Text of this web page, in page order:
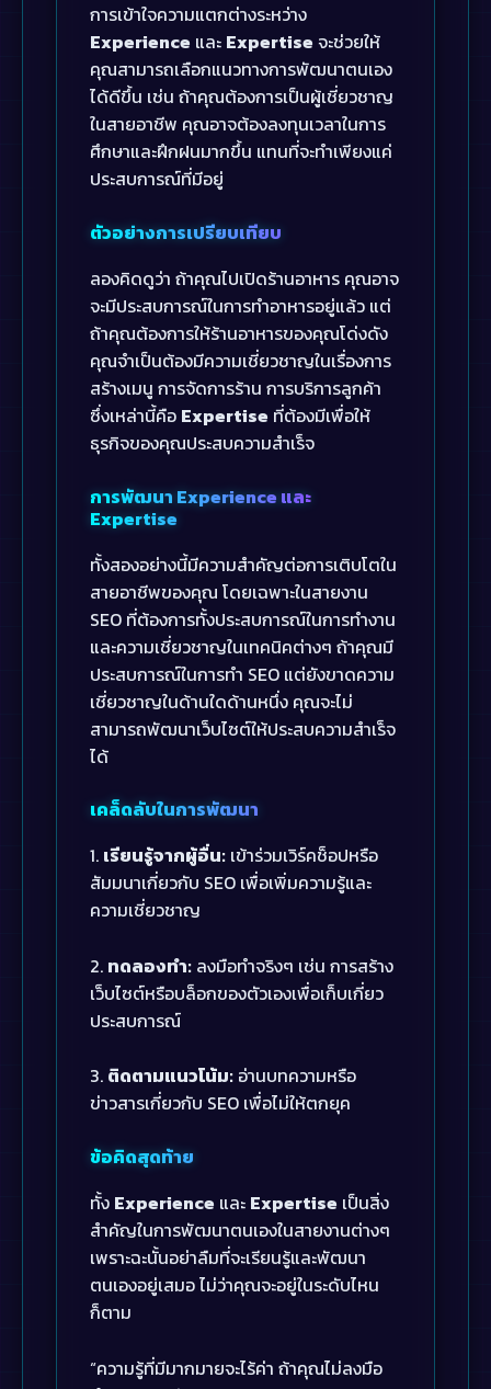
การเข้าใจความแตกต่างระหว่าง
Experience และ Expertise จะช่วยให้
คุณสามารถเลือกแนวทางการพัฒนาตนเอง
ได้ดีขึ้น เช่น ถ้าคุณต้องการเป็นผู้เชี่ยวชาญ
ในสายอาชีพ คุณอาจต้องลงทุนเวลาในการ
ศึกษาและฝึกฝนมากขึ้น แทนที่จะทำเพียงแค่
ประสบการณ์ที่มีอยู่
ตัวอย่างการเปรียบเทียบ
ลองคิดดูว่า ถ้าคุณไปเปิดร้านอาหาร คุณอาจ
จะมีประสบการณ์ในการทำอาหารอยู่แล้ว แต่
ถ้าคุณต้องการให้ร้านอาหารของคุณโด่งดัง
คุณจำเป็นต้องมีความเชี่ยวชาญในเรื่องการ
สร้างเมนู การจัดการร้าน การบริการลูกค้า
ซึ่งเหล่านี้คือ Expertise ที่ต้องมีเพื่อให้
ธุรกิจของคุณประสบความสำเร็จ
การพัฒนา Experience และ
Expertise
ทั้งสองอย่างนี้มีความสำคัญต่อการเติบโตใน
สายอาชีพของคุณ โดยเฉพาะในสายงาน
SEO ที่ต้องการทั้งประสบการณ์ในการทำงาน
และความเชี่ยวชาญในเทคนิคต่างๆ ถ้าคุณมี
ประสบการณ์ในการทำ SEO แต่ยังขาดความ
เชี่ยวชาญในด้านใดด้านหนึ่ง คุณจะไม่
สามารถพัฒนาเว็บไซต์ให้ประสบความสำเร็จ
ได้
เคล็ดลับในการพัฒนา
1. เรียนรู้จากผู้อื่น: เข้าร่วมเวิร์คช็อปหรือ
สัมมนาเกี่ยวกับ SEO เพื่อเพิ่มความรู้และ
ความเชี่ยวชาญ
2. ทดลองทำ: ลงมือทำจริงๆ เช่น การสร้าง
เว็บไซต์หรือบล็อกของตัวเองเพื่อเก็บเกี่ยว
ประสบการณ์
3. ติดตามแนวโน้ม: อ่านบทความหรือ
ข่าวสารเกี่ยวกับ SEO เพื่อไม่ให้ตกยุค
ข้อคิดสุดท้าย
ทั้ง Experience และ Expertise เป็นสิ่ง
สำคัญในการพัฒนาตนเองในสายงานต่างๆ
เพราะฉะนั้นอย่าลืมที่จะเรียนรู้และพัฒนา
ตนเองอยู่เสมอ ไม่ว่าคุณจะอยู่ในระดับไหน
ก็ตาม
“ความรู้ที่มีมากมายจะไร้ค่า ถ้าคุณไม่ลงมือ